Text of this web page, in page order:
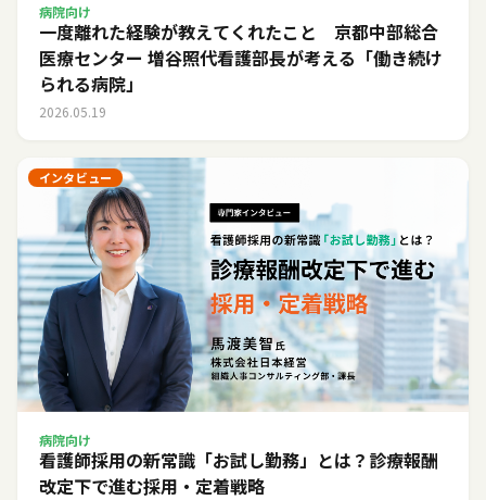
病院向け
一度離れた経験が教えてくれたこと 京都中部総合
医療センター 増谷照代看護部長が考える「働き続け
られる病院」
2026.05.19
インタビュー
病院向け
看護師採用の新常識「お試し勤務」とは？診療報酬
改定下で進む採用・定着戦略